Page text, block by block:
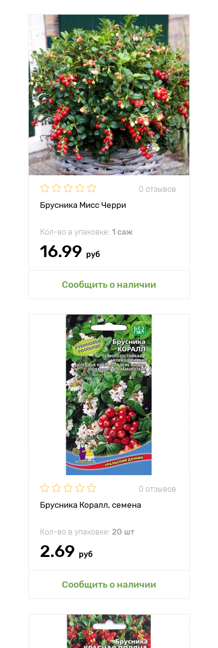
0 отзывов
Брусника Мисс Черри
Кол-во в упаковке: 1 саж
16.99 руб
Сообщить о наличии
0 отзывов
Брусника Коралл, семена
Кол-во в упаковке: 20 шт
2.69 руб
Сообщить о наличии